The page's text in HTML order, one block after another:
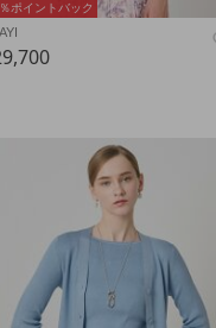
ポイントバック